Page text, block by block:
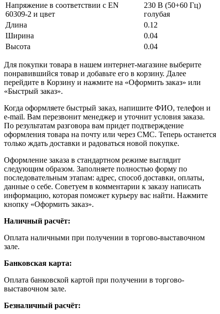
Напряжение в соответствии с EN
60309-2 и цвет
230 В (50+60 Гц)
голубая
Длина
0.12
Ширина
0.04
Высота
0.04
Для покупки товара в нашем интернет-магазине выберите
понравившийся товар и добавьте его в корзину. Далее
перейдите в Корзину и нажмите на «Оформить заказ» или
«Быстрый заказ».
Когда оформляете быстрый заказ, напишите ФИО, телефон и
e-mail. Вам перезвонит менеджер и уточнит условия заказа.
По результатам разговора вам придет подтверждение
оформления товара на почту или через СМС. Теперь останется
только ждать доставки и радоваться новой покупке.
Оформление заказа в стандартном режиме выглядит
следующим образом. Заполняете полностью форму по
последовательным этапам: адрес, способ доставки, оплаты,
данные о себе. Советуем в комментарии к заказу написать
информацию, которая поможет курьеру вас найти. Нажмите
кнопку «Оформить заказ».
Наличный расчёт:
Оплата наличными при получении в торгово-выставочном
зале.
Банковская карта:
Оплата банковской картой при получении в торгово-
выставочном зале.
Безналичный расчёт: